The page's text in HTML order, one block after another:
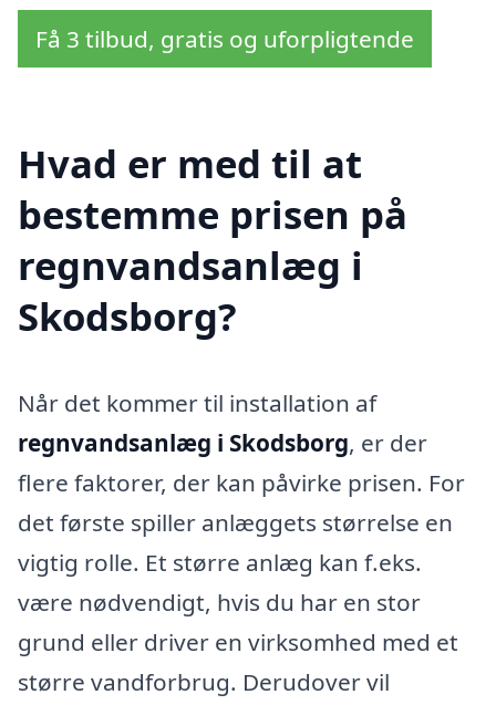
Få 3 tilbud, gratis og uforpligtende
Hvad er med til at
bestemme prisen på
regnvandsanlæg i
Skodsborg?
Når det kommer til installation af
regnvandsanlæg i Skodsborg, er der
flere faktorer, der kan påvirke prisen. For
det første spiller anlæggets størrelse en
vigtig rolle. Et større anlæg kan f.eks.
være nødvendigt, hvis du har en stor
grund eller driver en virksomhed med et
større vandforbrug. Derudover vil